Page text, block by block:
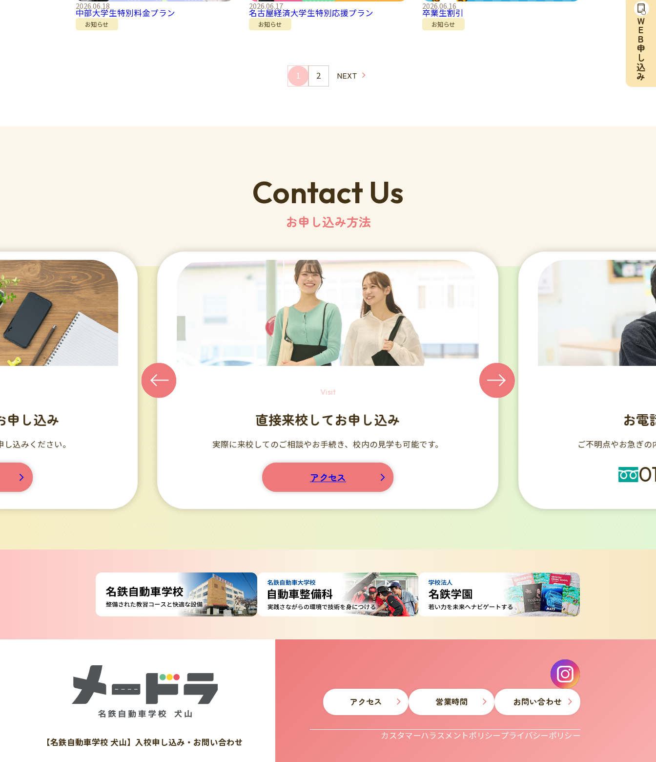
2026.06.18
中部大学生特別料金プラン
お知らせ
2026.06.17
名古屋経済大学生特別応援プラン
お知らせ
2026.06.16
卒業生割引
お知らせ
1 2 NEXT
Contact Us
お申し込み方法
込み
の見学も可能です。
Telephone
お電話でのお申し込み
ご不明点やお急ぎの内容は、お電話でも受け付けています。
0120-241-396
WEBフ
入校をご希望の方
アクセス 営業時間 お問い合わせ
カスタマーハラスメントポリシープライバシーポリシー
【名鉄自動車学校 犬山】入校申し込み・お問い合わせ
ＷＥ
Ｂ申し込み